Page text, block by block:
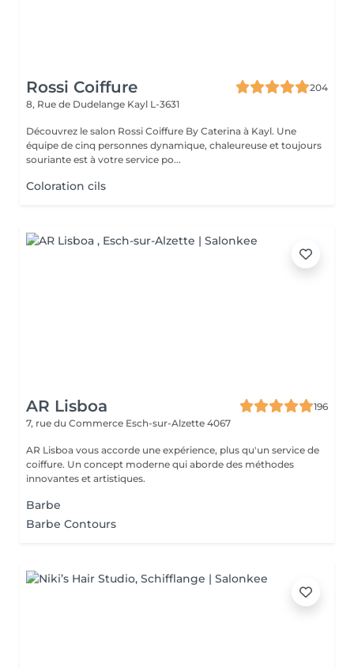
Rossi Coiffure
204
8, Rue de Dudelange Kayl L-3631
Découvrez le salon Rossi Coiffure By Caterina à Kayl. Une
équipe de cinq personnes dynamique, chaleureuse et toujours
souriante est à votre service po...
Coloration cils
AR Lisboa
196
7, rue du Commerce Esch-sur-Alzette 4067
AR Lisboa vous accorde une expérience, plus qu'un service de
coiffure. Un concept moderne qui aborde des méthodes
innovantes et artistiques.
Barbe
Barbe Contours